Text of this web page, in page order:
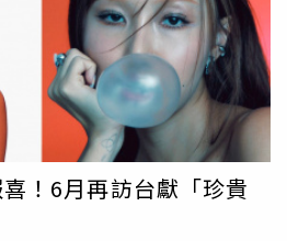
。（圖／林士傑攝）金度潤昨晚
24小時，特別造訪好友開設的「甜
形容吃起來很像是能量棒。金度
認為長得像「賤兔」，金度潤笑說
稱他的瞇瞇眼笑來很像
李孝利。
或和便利商店合作，金度潤給予
表示只能短期合作，若是長時間
！飲酒過量，有害健康，未滿18
！6月再訪台獻「珍貴